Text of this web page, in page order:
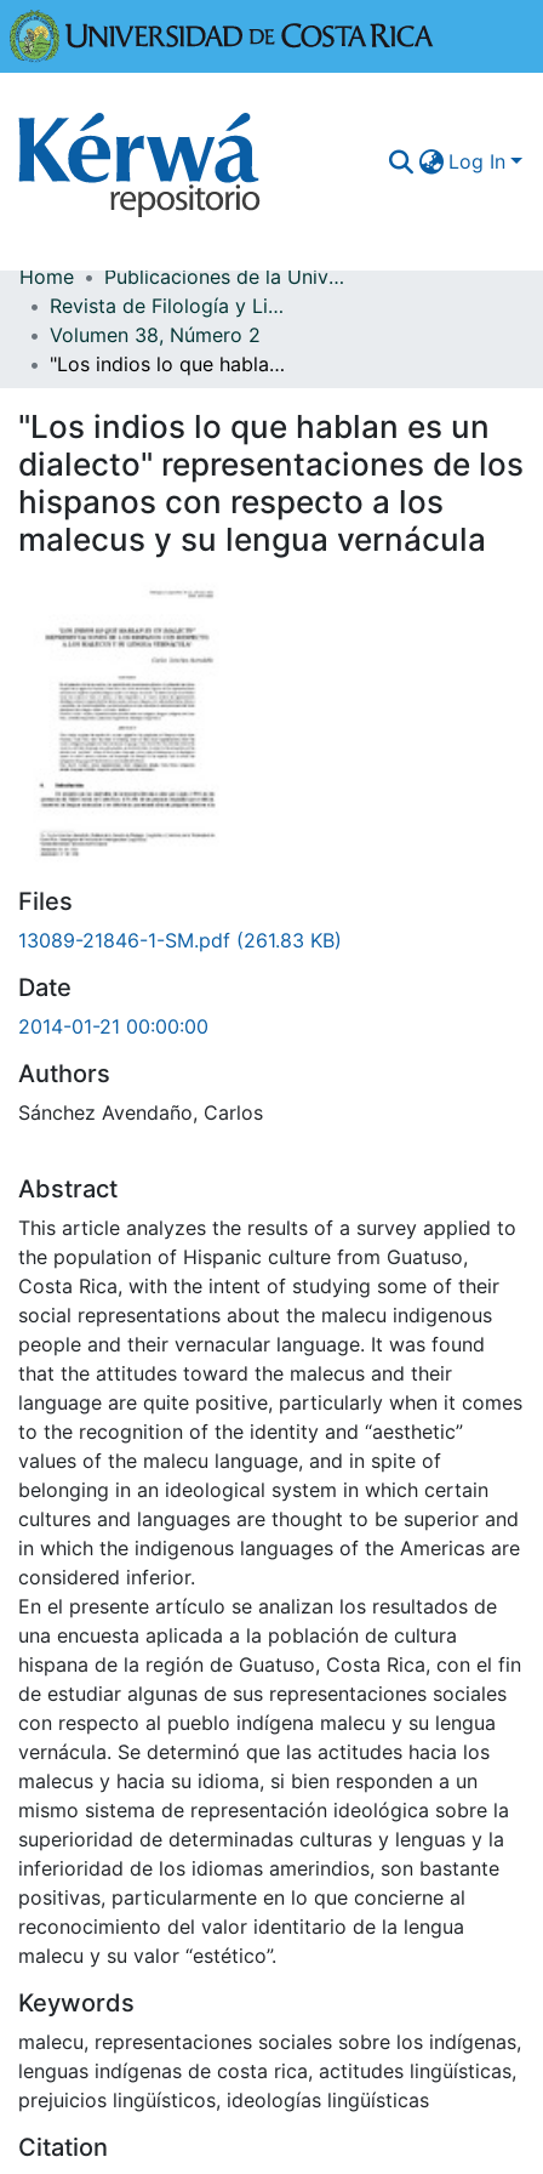
Log In
Communities & Collections
More Information
Statistics
Home
Publicaciones de la Universidad de Costa Rica
Revista de Filología y Lingüística
Volumen 38, Número 2
"Los indios lo que hablan es un dialecto" representaciones de los hispanos con respecto a los malecus y su lengua vernácula
"Los indios lo que hablan es un
dialecto" representaciones de los
hispanos con respecto a los
malecus y su lengua vernácula
Files
13089-21846-1-SM.pdf (261.83 KB)
Date
2014-01-21 00:00:00
Authors
Sánchez Avendaño, Carlos
Abstract
This article analyzes the results of a survey applied to
the population of Hispanic culture from Guatuso,
Costa Rica, with the intent of studying some of their
social representations about the malecu indigenous
people and their vernacular language. It was found
that the attitudes toward the malecus and their
language are quite positive, particularly when it comes
to the recognition of the identity and “aesthetic”
values of the malecu language, and in spite of
belonging in an ideological system in which certain
cultures and languages are thought to be superior and
in which the indigenous languages of the Americas are
considered inferior.
En el presente artículo se analizan los resultados de
una encuesta aplicada a la población de cultura
hispana de la región de Guatuso, Costa Rica, con el fin
de estudiar algunas de sus representaciones sociales
con respecto al pueblo indígena malecu y su lengua
vernácula. Se determinó que las actitudes hacia los
malecus y hacia su idioma, si bien responden a un
mismo sistema de representación ideológica sobre la
superioridad de determinadas culturas y lenguas y la
inferioridad de los idiomas amerindios, son bastante
positivas, particularmente en lo que concierne al
reconocimiento del valor identitario de la lengua
malecu y su valor “estético”.
Keywords
malecu, representaciones sociales sobre los indígenas,
lenguas indígenas de costa rica, actitudes lingüísticas,
prejuicios lingüísticos, ideologías lingüísticas
Citation